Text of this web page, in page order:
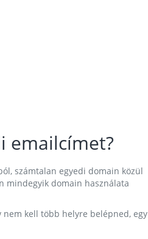
emailcímet?
számtalan egyedi domain közül
mindegyik domain használata
kell több helyre belépned, egy